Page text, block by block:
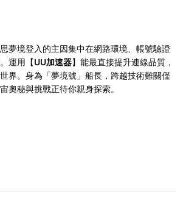
夢境登入的主因集中在網路環境、帳號驗證
運用【UU加速器】能最直接提升連線品質，
界。身為「夢境號」船長，跨越技術難關僅
奧秘與挑戰正待你親身探索。